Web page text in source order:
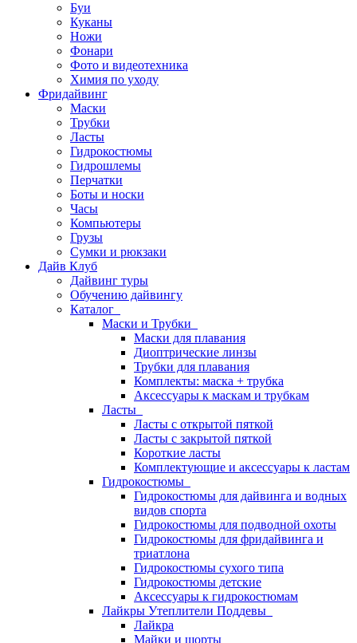
Буи
Куканы
Ножи
Фонари
Фото и видеотехника
Химия по уходу
Фридайвинг
Маски
Трубки
Ласты
Гидрокостюмы
Гидрошлемы
Перчатки
Боты и носки
Часы
Компьютеры
Грузы
Сумки и рюкзаки
Дайв Клуб
Дайвинг туры
Обучению дайвингу
Каталог
Маски и Трубки
Маски для плавания
Диоптрические линзы
Трубки для плавания
Комплекты: маска + трубка
Аксессуары к маскам и трубкам
Ласты
Ласты с открытой пяткой
Ласты с закрытой пяткой
Короткие ласты
Комплектующие и аксессуары к ластам
Гидрокостюмы
Гидрокостюмы для дайвинга и водных
видов спорта
Гидрокостюмы для подводной охоты
Гидрокостюмы для фридайвинга и
триатлона
Гидрокостюмы сухого типа
Гидрокостюмы детские
Аксессуары к гидрокостюмам
Лайкры Утеплители Поддевы
Лайкра
Майки и шорты